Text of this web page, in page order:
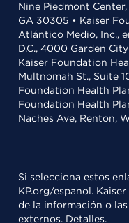
Nine Piedmont
GA 30305 • Kaiser
Atlántico Medio, Inc.,
D.C., 4000 Garden
Kaiser Foundation
Multnomah St., Suite
Foundation Health
Foundation Health
Naches Ave, Renton,
Si selecciona estos
KP.org/espanol.
de la información o
externos. Detalles.